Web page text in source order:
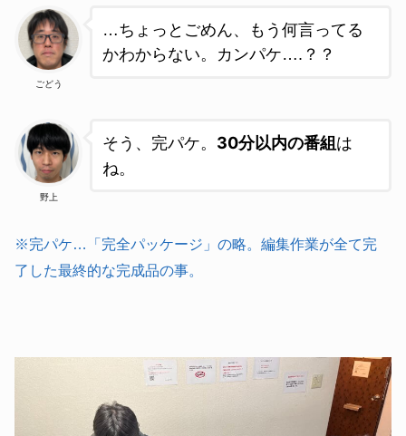
ごどう
…ちょっとごめん、もう何言ってる
かわからない。カンパケ….？？
野上
そう、完パケ。 30分以内の番組は
ね。
※完パケ…「完全パッケージ」の略。編集作業が全て完
了した最終的な完成品の事。